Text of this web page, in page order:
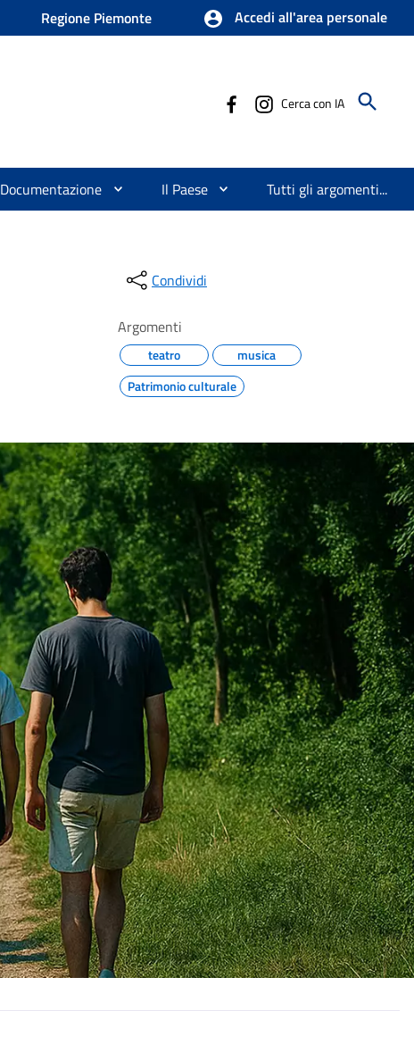
Regione Piemonte Accedi all'area personale
Cerca con IA
Documentazione Il Paese Tutti gli argomenti...
Condividi
Argomenti
teatro
musica
Patrimonio culturale